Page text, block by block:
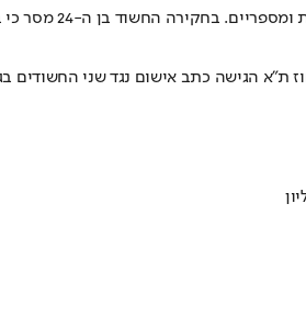
הגישה כתב אישום נגד שני החשודים